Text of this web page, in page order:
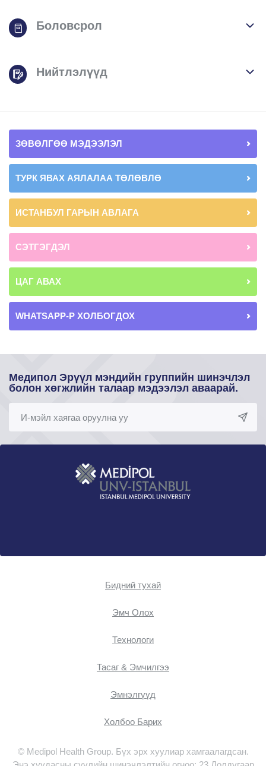
Боловсрол
Нийтлэлүүд
ЗӨВӨЛГӨӨ МЭДЭЭЛЭЛ
ТУРК ЯВАХ АЯЛАЛАА ТӨЛӨВЛӨ
ИСТАНБУЛ ГАРЫН АВЛАГА
СЭТГЭГДЭЛ
ЦАГ АВАХ
WHATSAPP-Р ХОЛБОГДОХ
Медипол Эрүүл мэндийн группийн шинэчлэл
болон хөгжлийн талаар мэдээлэл аваарай.
Бидний тухай
Эмч Oлох
Технологи
Тасаг & Эмчилгээ
Эмнэлгүүд
Холбоо Барих
© Medipol Health Group. Бүх эрх хуулиар хамгаалагдсан.